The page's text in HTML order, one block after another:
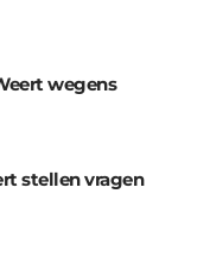
wegens
stellen vragen